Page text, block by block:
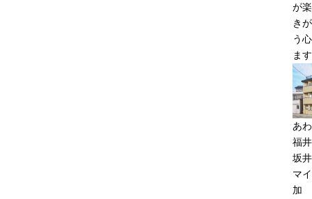
が
き
う
ま
あ
福
坂
マ
加